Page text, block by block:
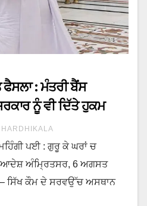
: ਮੰਤਰੀ ਬੈਂਸ
ਨੂੰ ਵੀ ਦਿੱਤੇ ਹੁਕਮ
ਪਈ : ਗੁਰੂ ਕੇ ਘਰਾਂ ਚ
ਆਦੇਸ਼ ਅੰਮ੍ਰਿਤਸਰ, 6 ਅਗਸਤ
– ਸਿੱਖ ਕੌਮ ਦੇ ਸਰਵਉੱਚ ਅਸਥਾਨ